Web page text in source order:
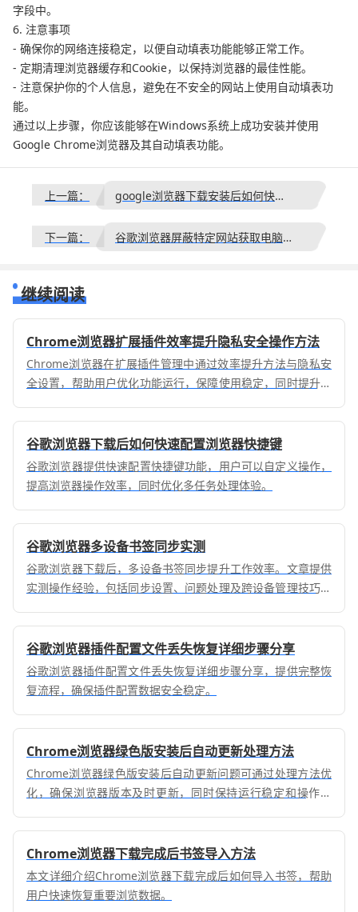
字段中。
6. 注意事项
- 确保你的网络连接稳定，以便自动填表功能能够正常工作。
- 定期清理浏览器缓存和Cookie，以保持浏览器的最佳性能。
- 注意保护你的个人信息，避免在不安全的网站上使用自动填表功
能。
通过以上步骤，你应该能够在Windows系统上成功安装并使用
Google Chrome浏览器及其自动填表功能。
上一篇： google浏览器下载安装后如何快速恢复默认配置
下一篇： 谷歌浏览器屏蔽特定网站获取电脑剪贴板读取写入权限教程
继续阅读
Chrome浏览器扩展插件效率提升隐私安全操作方法
Chrome浏览器在扩展插件管理中通过效率提升方法与隐私安
全设置，帮助用户优化功能运行，保障使用稳定，同时提升整
谷歌浏览器下载后如何快速配置浏览器快捷键
谷歌浏览器提供快速配置快捷键功能，用户可以自定义操作，
提高浏览器操作效率，同时优化多任务处理体验。
谷歌浏览器多设备书签同步实测
谷歌浏览器下载后，多设备书签同步提升工作效率。文章提供
实测操作经验，包括同步设置、问题处理及跨设备管理技巧，
谷歌浏览器插件配置文件丢失恢复详细步骤分享
谷歌浏览器插件配置文件丢失恢复详细步骤分享，提供完整恢
复流程，确保插件配置数据安全稳定。
Chrome浏览器绿色版安装后自动更新处理方法
Chrome浏览器绿色版安装后自动更新问题可通过处理方法优
化，确保浏览器版本及时更新，同时保持运行稳定和操作高
Chrome浏览器下载完成后书签导入方法
本文详细介绍Chrome浏览器下载完成后如何导入书签，帮助
用户快速恢复重要浏览数据。